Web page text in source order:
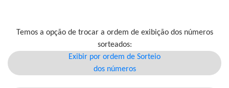
Temos a opção de trocar a ordem de exibição dos números
sorteados:
Exibir por ordem de Sorteio
dos números